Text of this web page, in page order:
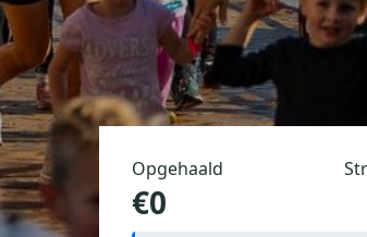
Opgehaald
€0